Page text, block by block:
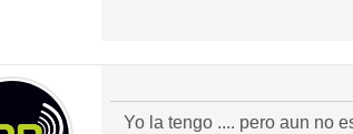
Yo la tengo .... pero aun no